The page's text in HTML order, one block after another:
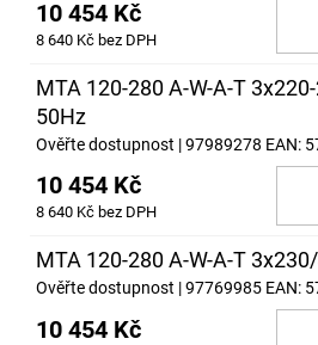
10 454 Kč
8 640 Kč bez DPH
MTA 120-280 A-W-A-T
50Hz
Ověřte dostupnost | 97989278 EAN:
10 454 Kč
8 640 Kč bez DPH
MTA 120-280 A-W-A-T
Ověřte dostupnost | 97769985 EAN:
10 454 Kč